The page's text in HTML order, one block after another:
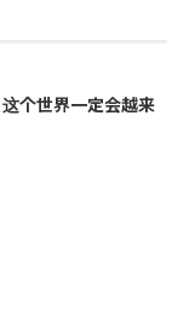
世界一定会越来